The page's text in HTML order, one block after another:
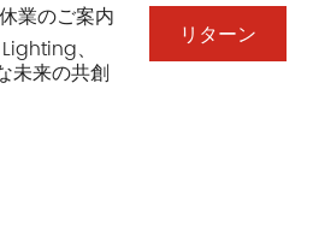
業のご案内
、
未来の共創
リターン